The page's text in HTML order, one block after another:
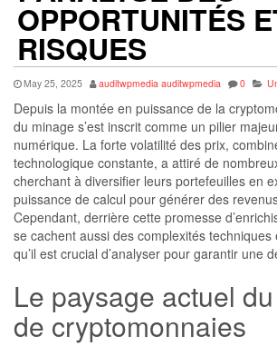
OPPORTUNITÉS
RISQUES
May 25, 2025 auditwpmedia auditwpmedia 0
Depuis la montée en puissance de la
du minage s’est inscrit comme un pilier
numérique. La forte volatilité des prix,
technologique constante, a attiré de
cherchant à diversifier leurs portefeuilles en
puissance de calcul pour générer des
Cependant, derrière cette promesse
se cachent aussi des complexités
qu’il est crucial d’analyser pour garantir une
Le paysage actuel
de cryptomonnaies